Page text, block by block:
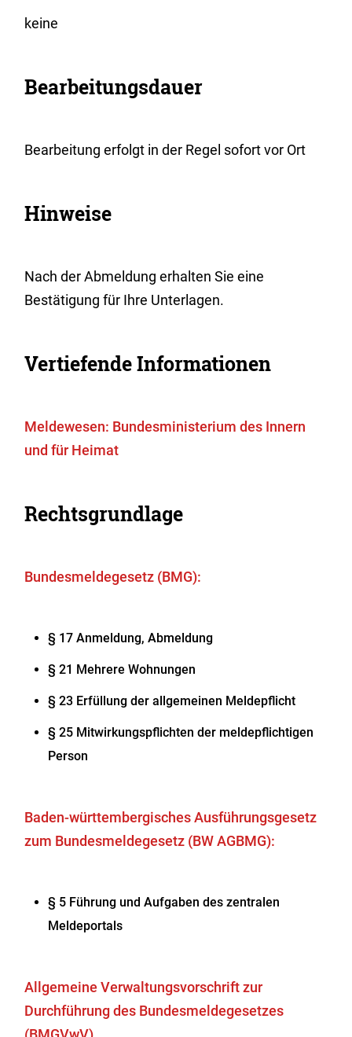
keine
Bearbeitungsdauer
Bearbeitung erfolgt in der Regel sofort vor Ort
Hinweise
Nach der Abmeldung erhalten Sie eine
Bestätigung für Ihre Unterlagen.
Vertiefende Informationen
Meldewesen: Bundesministerium des Innern
und für Heimat
Rechtsgrundlage
Bundesmeldegesetz (BMG):
§ 17 Anmeldung, Abmeldung
§ 21 Mehrere Wohnungen
§ 23 Erfüllung der allgemeinen Meldepflicht
§ 25 Mitwirkungspflichten der meldepflichtigen
Person
Baden-württembergisches Ausführungsgesetz
zum Bundesmeldegesetz (BW AGBMG):
§ 5 Führung und Aufgaben des zentralen
Meldeportals
Allgemeine Verwaltungsvorschrift zur
Durchführung des Bundesmeldegesetzes